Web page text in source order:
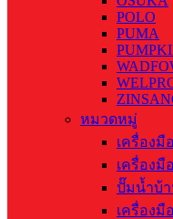
POLO
PUMA
หมวดหมู่
เครื่องมื
เครื่องมื
ปั๊มน้ำบ้
เครื่องมื